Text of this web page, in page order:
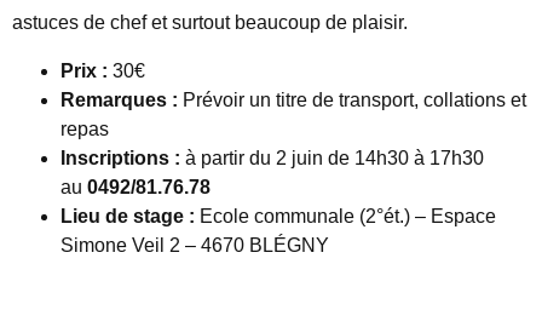
astuces de chef et surtout beaucoup de plaisir.
Prix : 30€
Remarques : Prévoir un titre de transport, collations et
repas
Inscriptions : à partir du 2 juin de 14h30 à 17h30
au 0492/81.76.78
Lieu de stage : Ecole communale (2°ét.) – Espace
Simone Veil 2 – 4670 BLÉGNY